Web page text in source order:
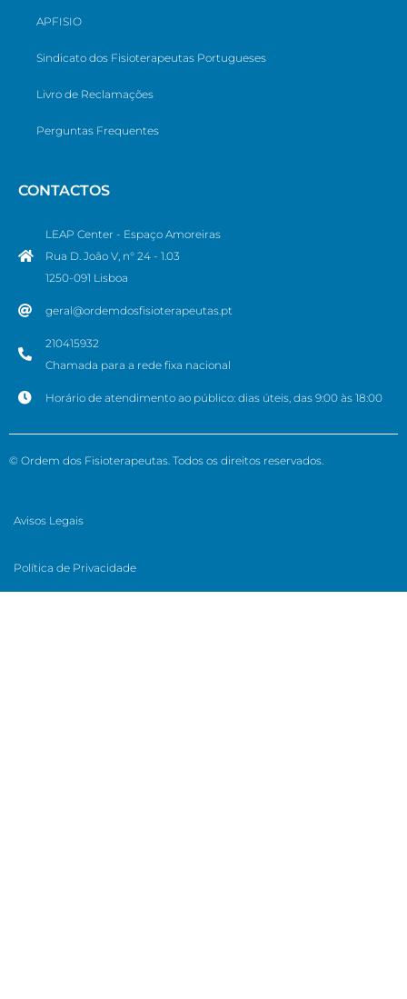
APFISIO
Sindicato dos Fisioterapeutas Portugueses
Livro de Reclamações
Perguntas Frequentes
CONTACTOS
LEAP Center - Espaço Amoreiras
Rua D. João V, n° 24 - 1.03
1250-091 Lisboa
geral@ordemdosfisioterapeutas.pt
210415932
Chamada para a rede fixa nacional
Horário de atendimento ao público: dias úteis, das 9:00 às 18:00
© Ordem dos Fisioterapeutas. Todos os direitos reservados.
Avisos Legais
Política de Privacidade